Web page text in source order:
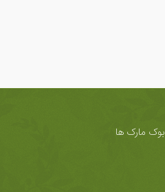
بوک مارک ها